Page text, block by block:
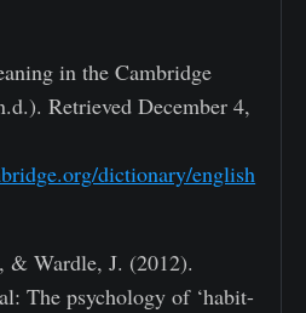
in the Cambridge
Retrieved December 4,
dictionary/english
& Wardle, J. (2012).
The psychology of ‘habit-